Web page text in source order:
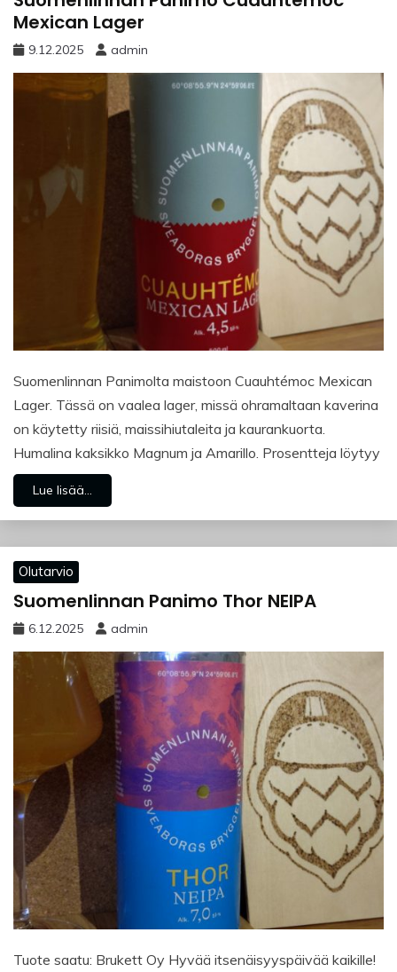
Mexican Lager
9.12.2025 admin
Suomenlinnan Panimolta maistoon Cuauhtémoc Mexican
Lager. Tässä on vaalea lager, missä ohramaltaan kaverina
on käytetty riisiä, maissihiutaleita ja kaurankuorta.
Humalina kaksikko Magnum ja Amarillo. Prosentteja löytyy
Lue lisää...
Olutarvio
Suomenlinnan Panimo Thor NEIPA
6.12.2025 admin
Tuote saatu: Brukett Oy Hyvää itsenäisyyspäivää kaikille!